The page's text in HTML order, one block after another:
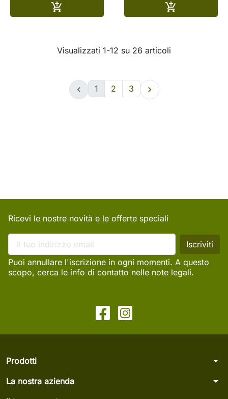
 
Visualizzati 1-12 su 26 articoli
 1 2 3 
Ricevi le nostre novità e le offerte speciali
Puoi annullare l'iscrizione in ogni momenti. A questo
scopo, cerca le info di contatto nelle note legali.
Prodotti arrow_drop_down
La nostra azienda arrow_drop_down